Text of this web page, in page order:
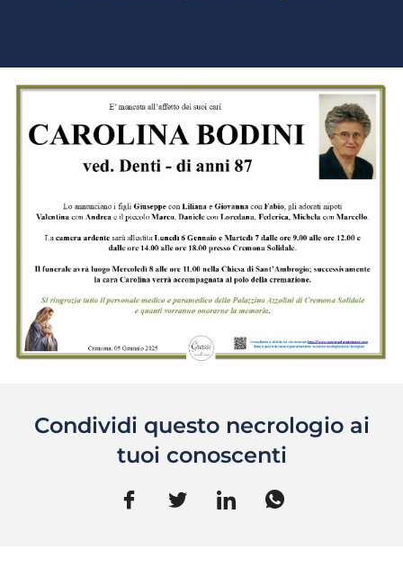
Condividi questo necrologio ai
tuoi conoscenti